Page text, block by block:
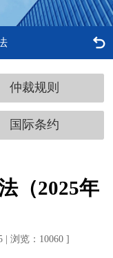

仲裁规则
国际条约
（2025年
| 浏览：10060 ]